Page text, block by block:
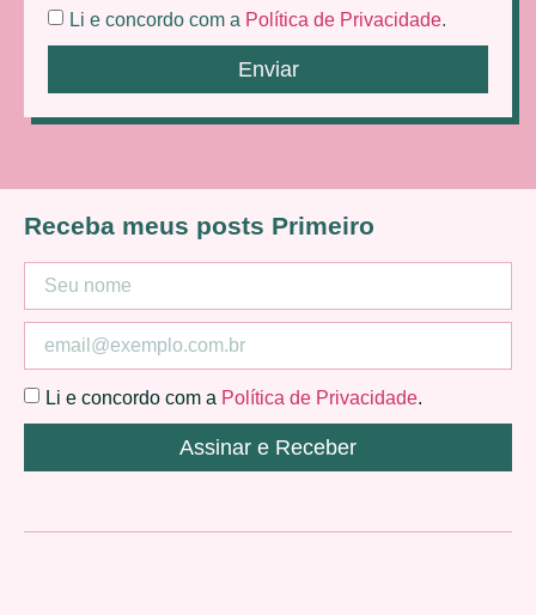
Li e concordo com a Política de Privacidade.
Enviar
Receba meus posts Primeiro
Li e concordo com a Política de Privacidade.
Assinar e Receber